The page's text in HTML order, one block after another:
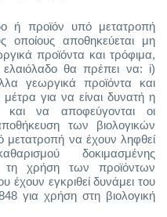
ή προϊόν υπό μετατροπή
οποίους αποθηκεύεται μη
προϊόντα και τρόφιμα,
θα πρέπει να: i)
γεωργικά προϊόντα και
για να είναι δυνατή η
και να αποφεύγονται οι
των βιολογικών
να έχουν ληφθεί
δοκιμασμένης
τη χρήση των προϊόντων
εγκριθεί δυνάμει του
για χρήση στη βιολογική